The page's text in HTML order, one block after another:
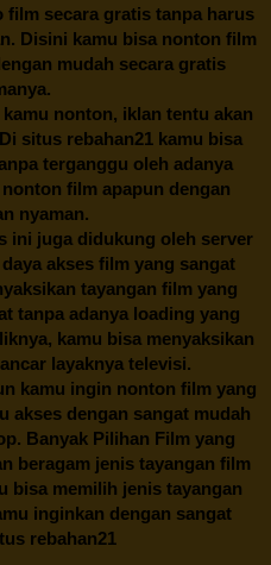
film secara gratis tanpa harus
Disini kamu bisa nonton film
mudah secara gratis
nonton, iklan tentu akan
situs rebahan21 kamu bisa
terganggu oleh adanya
film apapun dengan
nyaman.
ini juga didukung oleh server
akses film yang sangat
tayangan film yang
tanpa adanya loading yang
kamu bisa menyaksikan
layaknya televisi.
kamu ingin nonton film yang
akses dengan sangat mudah
Banyak Pilihan Film yang
beragam jenis tayangan film
bisa memilih jenis tayangan
inginkan dengan sangat
rebahan21